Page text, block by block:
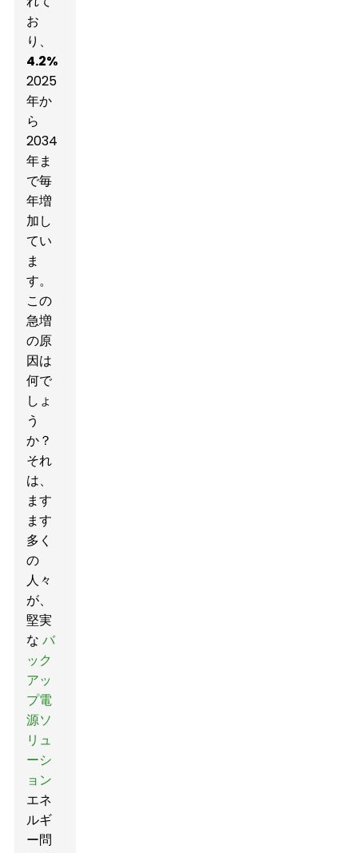
お
り、
4.2%
2025
年か
ら
2034
年ま
で毎
年増
加し
てい
ま
す。
この
急増
の原
因は
何で
しょ
う
か？
それ
は、
ます
ます
多く
の
人々
が、
堅実
なバ
ック
アッ
プ電
源ソ
リュ
ーシ
ョン
エネ
ルギ
ー問